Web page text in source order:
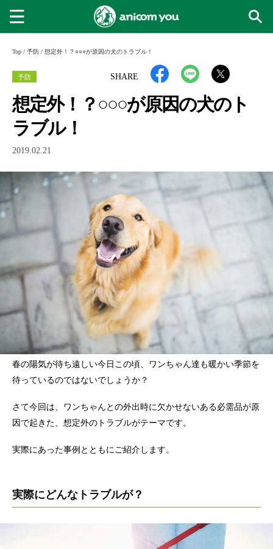
Top / 予防 / 想定外！？○○○が原因の犬のトラブル！
SHARE
予防
想定外！？○○○が原因の犬のト
ラブル！
2019.02.21
春の陽気が待ち遠しい今日この頃、ワンちゃん達も暖かい季節を
待っているのではないでしょうか？
さて今回は、ワンちゃんとの外出時に欠かせないある必需品が原
因で起きた、想定外のトラブルがテーマです。
実際にあった事例とともにご紹介します。
実際にどんなトラブルが？